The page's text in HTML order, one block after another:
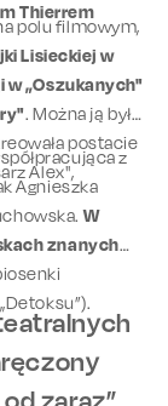
Thierrem
polu filmowym,
Lisieckiej w
w „Oszukanych"
. Można ją było
postacie
Alex",
z
Agnieszka
W
znanych